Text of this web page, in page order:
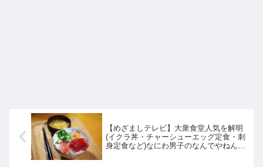
【めざましテレビ】大衆食堂人気を解明
(イクラ丼・チャーシューエッグ定食・刺
身定食など)なにわ男子のなんでやねん｜4